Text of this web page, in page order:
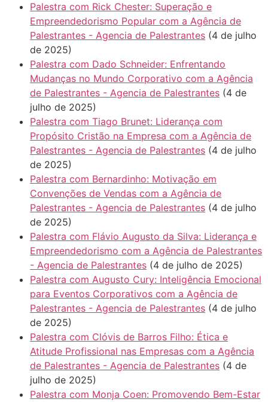
Palestra com Rick Chester: Superação e
Empreendedorismo Popular com a Agência de
Palestrantes - Agencia de Palestrantes (4 de julho
de 2025)
Palestra com Dado Schneider: Enfrentando
Mudanças no Mundo Corporativo com a Agência
de Palestrantes - Agencia de Palestrantes (4 de
julho de 2025)
Palestra com Tiago Brunet: Liderança com
Propósito Cristão na Empresa com a Agência de
Palestrantes - Agencia de Palestrantes (4 de julho
de 2025)
Palestra com Bernardinho: Motivação em
Convenções de Vendas com a Agência de
Palestrantes - Agencia de Palestrantes (4 de julho
de 2025)
Palestra com Flávio Augusto da Silva: Liderança e
Empreendedorismo com a Agência de Palestrantes
- Agencia de Palestrantes (4 de julho de 2025)
Palestra com Augusto Cury: Inteligência Emocional
para Eventos Corporativos com a Agência de
Palestrantes - Agencia de Palestrantes (4 de julho
de 2025)
Palestra com Clóvis de Barros Filho: Ética e
Atitude Profissional nas Empresas com a Agência
de Palestrantes - Agencia de Palestrantes (4 de
julho de 2025)
Palestra com Monja Coen: Promovendo Bem-Estar